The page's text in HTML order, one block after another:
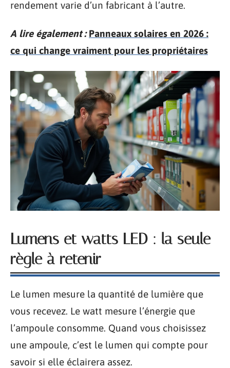
rendement varie d’un fabricant à l’autre.
A lire également : Panneaux solaires en 2026 :
ce qui change vraiment pour les propriétaires
Lumens et watts LED : la seule
règle à retenir
Le lumen mesure la quantité de lumière que
vous recevez. Le watt mesure l’énergie que
l’ampoule consomme. Quand vous choisissez
une ampoule, c’est le lumen qui compte pour
savoir si elle éclairera assez.